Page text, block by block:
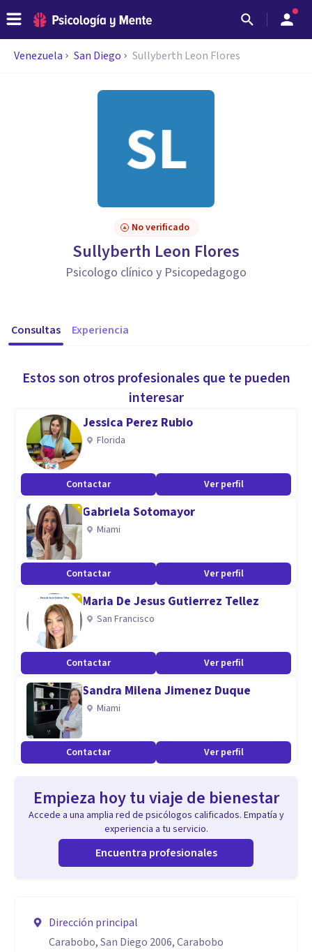
Venezuela San Diego Sullyberth Leon Flores
No verificado
Sullyberth Leon Flores
Psicologo clínico y Psicopedagogo
Consultas Experiencia
Estos son otros profesionales que te pueden
interesar
Jessica Perez Rubio
Florida
Contactar Ver perfil
Gabriela Sotomayor
Miami
Contactar Ver perfil
Maria De Jesus Gutierrez Tellez
San Francisco
Contactar Ver perfil
Sandra Milena Jimenez Duque
Miami
Contactar Ver perfil
Empieza hoy tu viaje de bienestar
Accede a una amplia red de psicólogos calificados. Empatía y
experiencia a tu servicio.
Encuentra profesionales
Dirección principal
Carabobo, San Diego 2006, Carabobo